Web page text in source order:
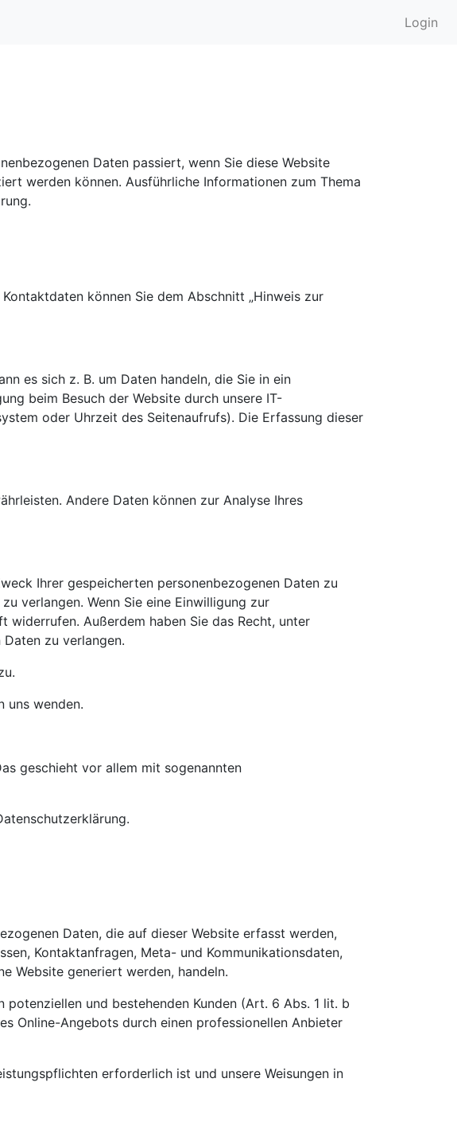
Login
Daten passiert, wenn Sie diese Website
werden können. Ausführliche Informationen zum Thema
können Sie dem Abschnitt „Hinweis zur
es sich z. B. um Daten handeln, die Sie in ein
beim Besuch der Website durch unsere IT-
oder Uhrzeit des Seitenaufrufs). Die Erfassung dieser
Andere Daten können zur Analyse Ihres
Ihrer gespeicherten personenbezogenen Daten zu
verlangen. Wenn Sie eine Einwilligung zur
Außerdem haben Sie das Recht, unter
zu verlangen.
uns wenden.
geschieht vor allem mit sogenannten
Daten, die auf dieser Website erfasst werden,
Kontaktanfragen, Meta- und Kommunikationsdaten,
Website generiert werden, handeln.
und bestehenden Kunden (Art. 6 Abs. 1 lit. b
Online-Angebots durch einen professionellen Anbieter
erforderlich ist und unsere Weisungen in